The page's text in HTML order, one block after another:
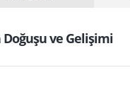
ve Gelişimi